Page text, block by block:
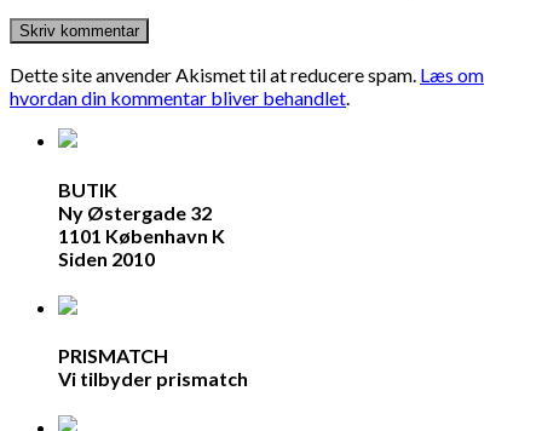
Dette site anvender Akismet til at reducere spam. Læs om
hvordan din kommentar bliver behandlet.
BUTIK
Ny Østergade 32
1101 København K
Siden 2010
PRISMATCH
Vi tilbyder prismatch